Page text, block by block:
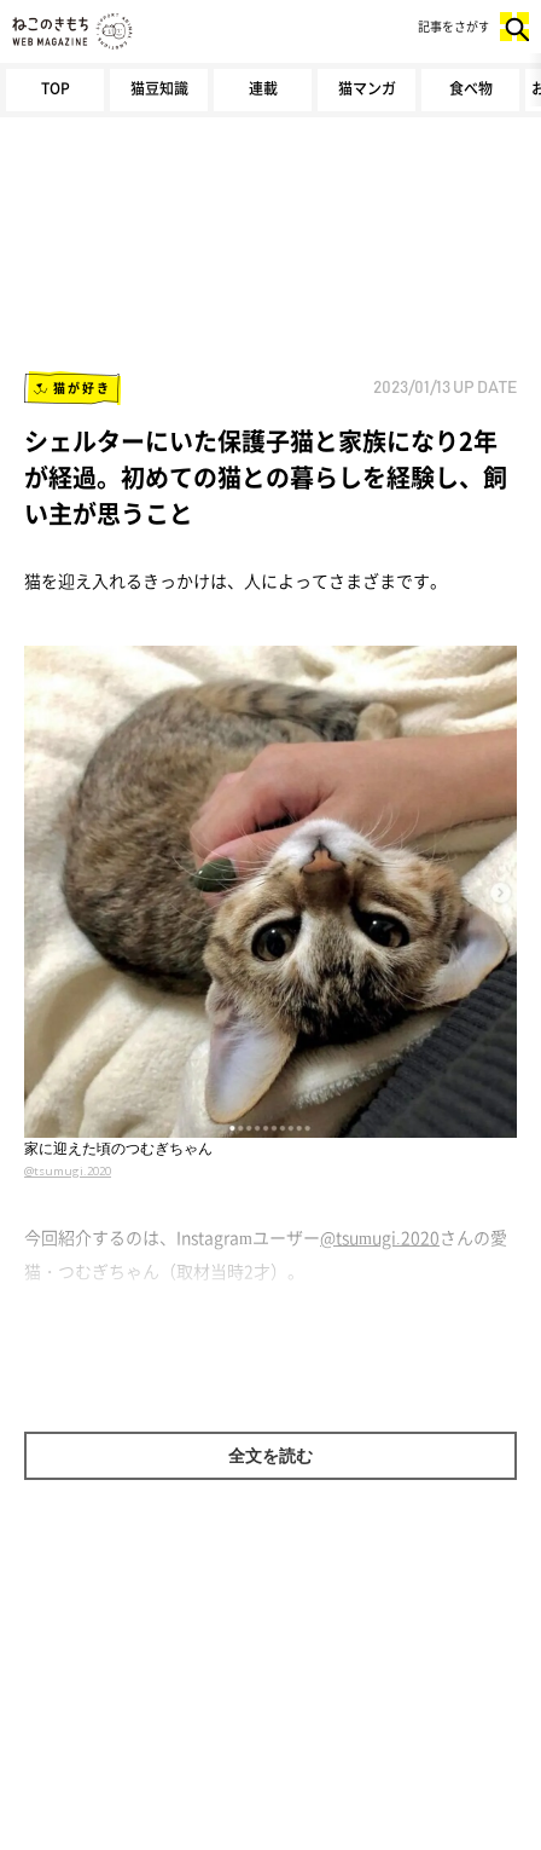
TOP 猫豆知識 連載 猫マンガ 食べ物
記事をさがす
猫が好き 2023/01/13 UP DATE
シェルターにいた保護子猫と家族になり2年
が経過。初めての猫との暮らしを経験し、飼
い主が思うこと
猫を迎え入れるきっかけは、人によってさまざまです。
家に迎えた頃のつむぎちゃん
@tsumugi.2020
今回紹介するのは、Instagramユーザー@tsumugi.2020さんの愛
猫・つむぎちゃん（取材当時2才）。
全文を読む